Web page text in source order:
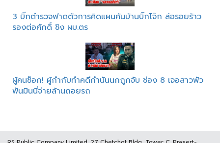
3 บิ๊กตำรวจฟาดตัวการคิดแผนค้นบ้านบิ๊กโจ๊ก ส่อรอยร้าว
รองต่อศักดิ์ ชิง ผบ.ตร
ผู้คนช็อก! ผู้กำกับทำคดีกำนันนกถูกจับ ช่อง 8 เจอสาวพัว
พันมินนี่จ่ายล้านถอยรถ